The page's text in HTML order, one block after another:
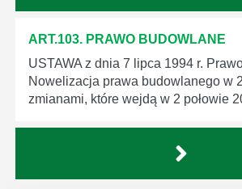
ART.103. PRAWO BUDOWLANE
USTAWA z dnia 7 lipca 1994 r.
Nowelizacja prawa budowlanego w
zmianami, które wejdą w 2 połowie